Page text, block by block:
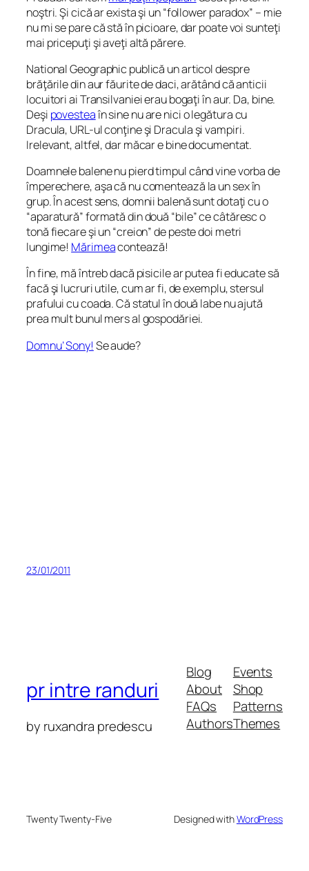
noştri. Şi cică ar exista şi un “follower paradox” – mie
nu mi se pare că stă în picioare, dar poate voi sunteţi
mai pricepuţi şi aveţi altă părere.
National Geographic publică un articol despre
brăţările din aur făurite de daci, arătând că anticii
locuitori ai Transilvaniei erau bogaţi în aur. Da, bine.
Deşi povesteaîn sine nu are nici o legătura cu
Dracula, URL-ul conţine şi Dracula şivampiri.
Irelevant, altfel, dar măcar e bine documentat.
Doamnele balene nu pierd timpul când vine vorba de
împerechere, aşa că nu comentează la un sex în
grup. În acest sens, domnii balenă sunt dotaţi cu o
“aparatură” formată din două “bile” ce câtăresc o
tonă fiecare şi un “creion” de peste doi metri
lungime! Mărimeacontează!
În fine, mă întreb dacă pisicile ar putea fi educate să
facă şi lucruri utile, cum ar fi, de exemplu, stersul
prafului cu coada. Că statul în două labe nu ajută
prea mult bunul mers al gospodăriei.
Domnu’ Sony! Se aude?
23/01/2011
pr intre randuri
by ruxandra predescu
Blog
About
FAQs
Authors
Events
Shop
Patterns
Themes
Twenty Twenty-Five Designed withWordPress